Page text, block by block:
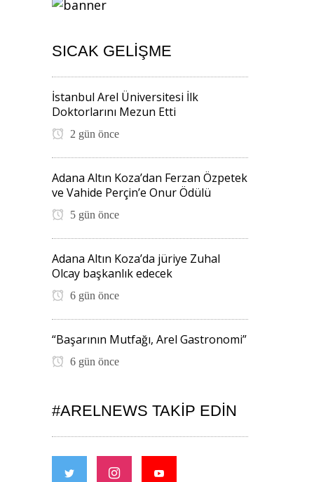
SICAK GELIŞME
İstanbul Arel Üniversitesi İlk
Doktorlarını Mezun Etti
2 gün önce
Adana Altın Koza’dan Ferzan Özpetek
ve Vahide Perçin’e Onur Ödülü
5 gün önce
Adana Altın Koza’da jüriye Zuhal
Olcay başkanlık edecek
6 gün önce
“Başarının Mutfağı, Arel Gastronomi”
6 gün önce
#ARELNEWS TAKIP EDIN